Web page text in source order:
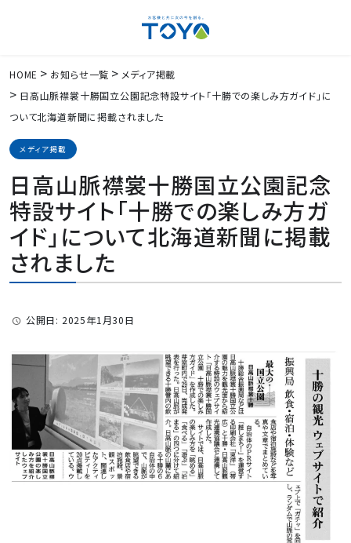
HOME お知らせ一覧
メディア掲載
日高山脈襟裳十勝国立公園記念特設サイト「十勝での楽しみ方ガイド」に
ついて北海道新聞に掲載されました
メディア掲載
日高山脈襟裳十勝国立公園記念
特設サイト「十勝での楽しみ方ガ
イド」について北海道新聞に掲載
されました
公開日: 2025年1月30日